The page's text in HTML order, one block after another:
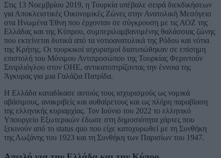
Στις 13 Νοεμβρίου 2019, η Τουρκία υπέβαλε σειρά διεκδικήσεων
για Αποκλειστικές Οικονομικές Ζώνες στην Ανατολική Μεσόγειο
στα Ηνωμένα Έθνη που έρχονταν σε σύγκρουση με τις ΑΟΖ της
Ελλάδας και της Κύπρου, συμπεριλαμβανομένης θαλάσσιας ζώνης
που εκτείνεται δυτικά από τα νοτιοανατολικά της Ρόδου και νότια
της Κρήτης. Οι τουρκικοί ισχυρισμοί διατυπώθηκαν σε επίσημη
επιστολή του Μόνιμου Αντιπροσώπου της Τουρκίας Φεριντούν
Σινιρλιόγλου στον ΟΗΕ, αντικατοπτρίζοντας την έννοια της
Άγκυρας για μια Γαλάζια Πατρίδα.
Η Ελλάδα καταδίκασε αυτούς τους ισχυρισμούς ως νομικά
αβάσιμους, ανακριβείς και αυθαίρετους και ως πλήρη παραβίαση
της ελληνικής κυριαρχίας. Τον Ιούνιο του 2022 το ελληνικό
Υπουργείο Εξωτερικών έδωσε στη δημοσιότητα χάρτες που
ξεκινούν από το status quo που είχε κατοχυρωθεί με τη Συνθήκη
της Λωζάνης του 1923 και τη Συνθήκη των Παρισίων του 1947.